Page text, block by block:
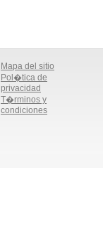
Mapa del sitio
Pol�tica de
privacidad
T�rminos y
condiciones